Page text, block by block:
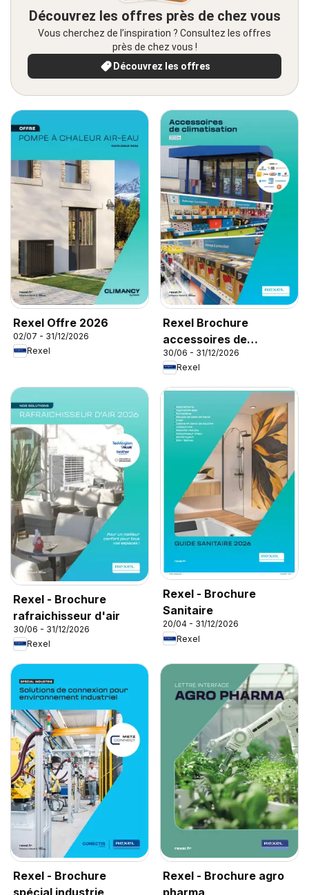
Découvrez les offres près de chez vous
Vous cherchez de l’inspiration ? Consultez les offres
près de chez vous !
Découvrez les offres
Rexel Offre 2026
02/07 - 31/12/2026
Rexel
Rexel Brochure
accessoires de
climatisation
30/06 - 31/12/2026
Rexel
Rexel - Brochure
rafraichisseur d'air
30/06 - 31/12/2026
Rexel
Rexel - Brochure
Sanitaire
20/04 - 31/12/2026
Rexel
Rexel - Brochure
spécial industrie
Rexel - Brochure agro
pharma